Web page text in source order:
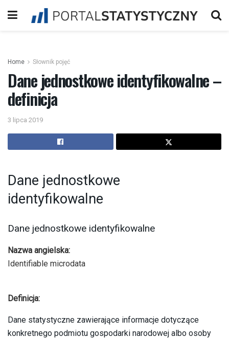
Home Słownik pojęć
Dane jednostkowe identyfikowalne –
definicja
3 lipca 2019
Dane jednostkowe
identyfikowalne
Dane jednostkowe identyfikowalne
Nazwa angielska:
Identifiable microdata
Definicja:
Dane statystyczne zawierające informacje dotyczące
konkretnego podmiotu gospodarki narodowej albo osoby